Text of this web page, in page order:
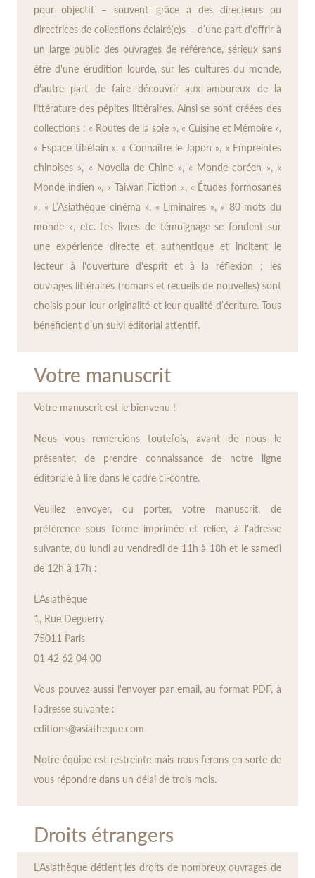
pour objectif – souvent grâce à des directeurs ou
directrices de collections éclairé(e)s – d’une part d'offrir à
un large public des ouvrages de référence, sérieux sans
être d'une érudition lourde, sur les cultures du monde,
d’autre part de faire découvrir aux amoureux de la
littérature des pépites littéraires. Ainsi se sont créées des
collections : « Routes de la soie », « Cuisine et Mémoire »,
« Espace tibétain », « Connaître le Japon », « Empreintes
chinoises », « Novella de Chine », « Monde coréen », «
Monde indien », « Taiwan Fiction », « Études formosanes
», « L’Asiathèque cinéma », « Liminaires », « 80 mots du
monde », etc. Les livres de témoignage se fondent sur
une expérience directe et authentique et incitent le
lecteur à l'ouverture d'esprit et à la réflexion ; les
ouvrages littéraires (romans et recueils de nouvelles) sont
choisis pour leur originalité et leur qualité d’écriture. Tous
bénéficient d’un suivi éditorial attentif.
Votre manuscrit
Votre manuscrit est le bienvenu !
Nous vous remercions toutefois, avant de nous le
présenter, de prendre connaissance de notre ligne
éditoriale à lire dans le cadre ci-contre.
Veuillez envoyer, ou porter, votre manuscrit, de
préférence sous forme imprimée et reliée, à l'adresse
suivante, du lundi au vendredi de 11h à 18h et le samedi
de 12h à 17h :
L'Asiathèque
1, Rue Deguerry
75011 Paris
01 42 62 04 00
Vous pouvez aussi l'envoyer par email, au format PDF, à
l’adresse suivante :
editions@asiatheque.com
Notre équipe est restreinte mais nous ferons en sorte de
vous répondre dans un délai de trois mois.
Droits étrangers
L'Asiathèque détient les droits de nombreux ouvrages de